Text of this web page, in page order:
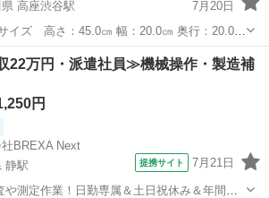
高座渋谷駅
7月20日
・ノーリターンでお願いします※ (当社確
渋谷駅 食器 孔雀
22万円・派遣社員≫機械操作・製造補
円
BREXA Next
静駅
提携サイト 7月21日
測定作業！日勤専属＆土日祝休み＆年間休